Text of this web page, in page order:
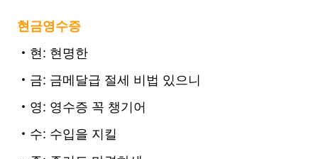
현금영수증
‧현: 현명한
‧금: 금메달급 절세 비법 있으니
‧영: 영수증 꼭 챙기어
‧수: 수입을 지킬